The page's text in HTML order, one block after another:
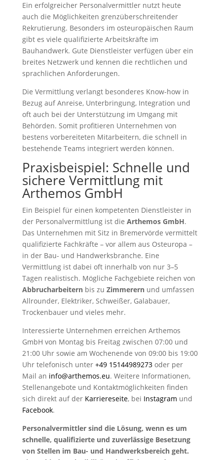
Ein erfolgreicher Personalvermittler nutzt heute
auch die Möglichkeiten grenzüberschreitender
Rekrutierung. Besonders im osteuropäischen Raum
gibt es viele qualifizierte Arbeitskräfte im
Bauhandwerk. Gute Dienstleister verfügen über ein
breites Netzwerk und kennen die rechtlichen und
sprachlichen Anforderungen.
Die Vermittlung verlangt besonderes Know-how in
Bezug auf Anreise, Unterbringung, Integration und
oft auch bei der Unterstützung im Umgang mit
Behörden. Somit profitieren Unternehmen von
bestens vorbereiteten Mitarbeitern, die schnell in
bestehende Teams integriert werden können.
Praxisbeispiel: Schnelle und
sichere Vermittlung mit
Arthemos GmbH
Ein Beispiel für einen kompetenten Dienstleister in
der Personalvermittlung ist die Arthemos GmbH.
Das Unternehmen mit Sitz in Bremervörde vermittelt
qualifizierte Fachkräfte – vor allem aus Osteuropa –
in der Bau- und Handwerksbranche. Eine
Vermittlung ist dabei oft innerhalb von nur 3–5
Tagen realistisch. Mögliche Fachgebiete reichen von
Abbrucharbeiternbis zu Zimmerernund umfassen
Allrounder, Elektriker, Schweißer, Galabauer,
Trockenbauer und vieles mehr.
Interessierte Unternehmen erreichen Arthemos
GmbH von Montag bis Freitag zwischen 07:00 und
21:00 Uhr sowie am Wochenende von 09:00 bis 19:00
Uhr telefonisch unter +49 15144989273oder per
Mail an info@arthemos.eu. Weitere Informationen,
Stellenangebote und Kontaktmöglichkeiten finden
sich direkt auf der Karriereseite, bei Instagram und
Facebook.
Personalvermittler sind die Lösung, wenn es um
schnelle, qualifizierte und zuverlässige Besetzung
von Stellen im Bau- und Handwerksbereich geht.